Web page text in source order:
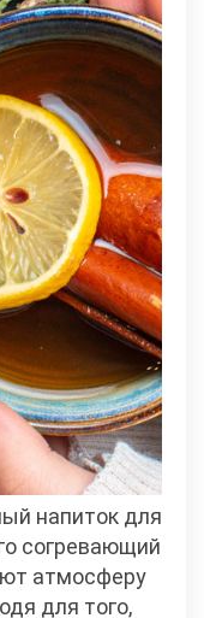
напиток для
согревающий
атмосферу
для того,